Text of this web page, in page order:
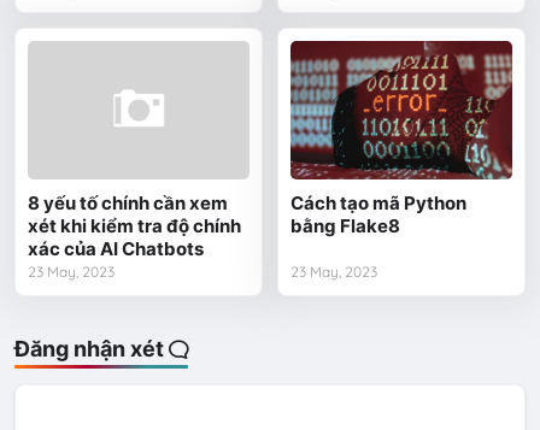
8 yếu tố chính cần xem
xét khi kiểm tra độ chính
xác của AI Chatbots
23 May, 2023
Cách tạo mã Python
bằng Flake8
23 May, 2023
Đăng nhận xét